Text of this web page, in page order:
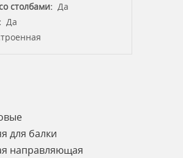
столбами: Да
Да
для балки
направляющая